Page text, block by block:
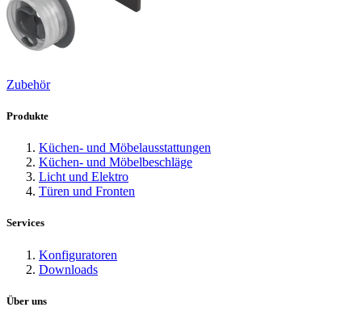
Zubehör
Produkte
Küchen- und Möbelausstattungen
Küchen- und Möbelbeschläge
Licht und Elektro
Türen und Fronten
Services
Konfiguratoren
Downloads
Über uns